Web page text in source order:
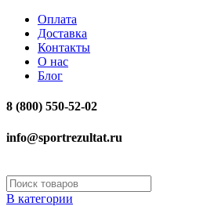
Оплата
Доставка
Контакты
О нас
Блог
8 (800) 550-52-02
info@sportrezultat.ru
В категории